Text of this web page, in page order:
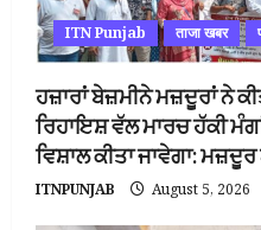
ITN Punjab ताजा खबर
ਹਜ਼ਾਰਾਂ ਬੇਜ਼ਮੀਨੇ ਮਜ਼ਦੂਰਾਂ ਨੇ
ਰਿਹਾਇਸ਼ ਵੱਲ ਮਾਰਚ ਹੱਕੀ
ਵਿਸ਼ਾਲ ਕੀਤਾ ਜਾਵੇਗਾ:
ITNPUNJAB August 5, 2026